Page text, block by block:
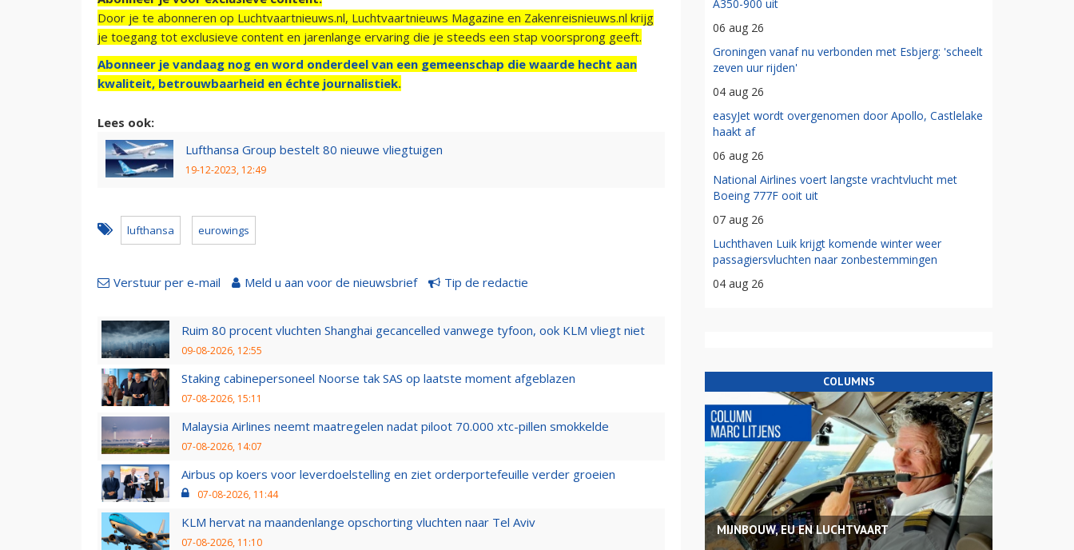
Door je te abonneren op Luchtvaartnieuws.nl, Luchtvaartnieuws Magazine en Zakenreisnieuws.nl krijg
je toegang tot exclusieve content en jarenlange ervaring die je steeds een stap voorsprong geeft.
Abonneer je vandaag nog en word onderdeel van een gemeenschap die waarde hecht aan
kwaliteit, betrouwbaarheid en échte journalistiek.
Lees ook:
Lufthansa Group bestelt 80 nieuwe vliegtuigen
19-12-2023, 12:49
lufthansa eurowings
Verstuur per e-mail Meld u aan voor de nieuwsbrief Tip de redactie
Ruim 80 procent vluchten Shanghai gecancelled vanwege tyfoon, ook KLM vliegt niet
09-08-2026, 12:55
Staking cabinepersoneel Noorse tak SAS op laatste moment afgeblazen
07-08-2026, 15:11
Malaysia Airlines neemt maatregelen nadat piloot 70.000 xtc-pillen smokkelde
07-08-2026, 14:07
Airbus op koers voor leverdoelstelling en ziet orderportefeuille verder groeien
07-08-2026, 11:44
KLM hervat na maandenlange opschorting vluchten naar Tel Aviv
07-08-2026, 11:10
A350-900 uit
06 aug 26
Groningen vanaf nu verbonden met Esbjerg: 'scheelt
zeven uur rijden'
04 aug 26
easyJet wordt overgenomen door Apollo, Castlelake
haakt af
06 aug 26
National Airlines voert langste vrachtvlucht met
Boeing 777F ooit uit
07 aug 26
Luchthaven Luik krijgt komende winter weer
passagiersvluchten naar zonbestemmingen
04 aug 26
COLUMNS
MIJNBOUW, EU EN LUCHTVAART